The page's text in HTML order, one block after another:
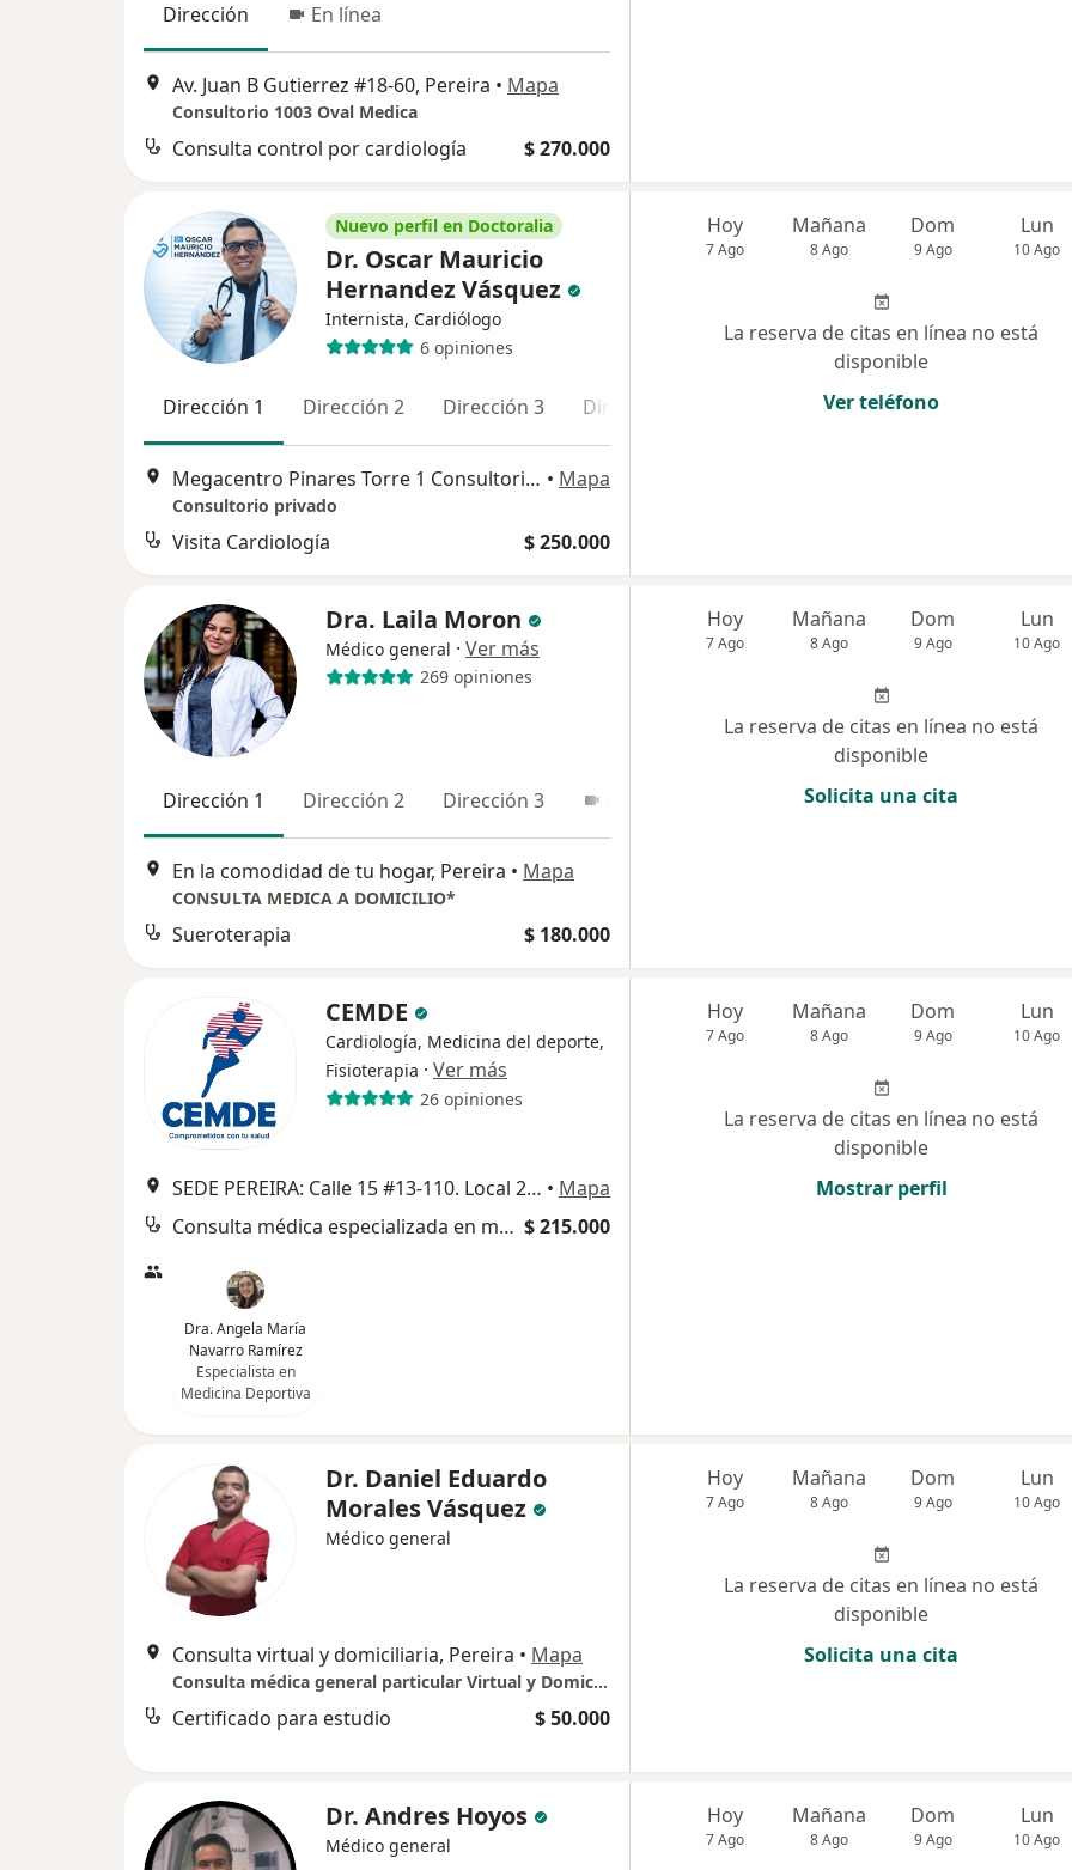
Dirección
En línea
Av. Juan B Gutierrez #18-60, Pereira • Mapa
Consultorio 1003 Oval Medica
Consulta control por cardiología $ 270.000
Nuevo perfil en Doctoralia
Dr. Oscar Mauricio
Hernandez Vásquez
Internista, Cardiólogo
6 opiniones
Dirección 1 Dirección 2 Dirección 3 Dirección 4
Megacentro Pinares Torre 1 Consultorio 306 Cra 18 No 12-75, Pereira • Mapa
Consultorio privado
Visita Cardiología $ 250.000
Hoy
7 Ago
Mañana
8 Ago
Dom
9 Ago
Lun
10 Ago
La reserva de citas en línea no está
disponible
Ver teléfono
Dra. Laila Moron
Médico general · Ver más
269 opiniones
Dirección 1 Dirección 2 Dirección 3
En la comodidad de tu hogar, Pereira • Mapa
CONSULTA MEDICA A DOMICILIO*
Sueroterapia $ 180.000
Hoy
7 Ago
Mañana
8 Ago
Dom
9 Ago
Lun
10 Ago
La reserva de citas en línea no está
disponible
Solicita una cita
CEMDE
Cardiología, Medicina del deporte,
Fisioterapia · Ver más
26 opiniones
SEDE PEREIRA: Calle 15 #13-110. Local 246. Centro comercial Pereira plaza, Pereira • Mapa
Consulta médica especializada en medicina del deporte $ 215.000
Dra. Angela María
Navarro Ramírez
Especialista en
Medicina Deportiva
Hoy
7 Ago
Mañana
8 Ago
Dom
9 Ago
Lun
10 Ago
La reserva de citas en línea no está
disponible
Mostrar perfil
Dr. Daniel Eduardo
Morales Vásquez
Médico general
Consulta virtual y domiciliaria, Pereira • Mapa
Consulta médica general particular Virtual y Domiciliaria
Certificado para estudio $ 50.000
Hoy
7 Ago
Mañana
8 Ago
Dom
9 Ago
Lun
10 Ago
La reserva de citas en línea no está
disponible
Solicita una cita
Dr. Andres Hoyos
Médico general
Hoy
7 Ago
Mañana
8 Ago
Dom
9 Ago
Lun
10 Ago